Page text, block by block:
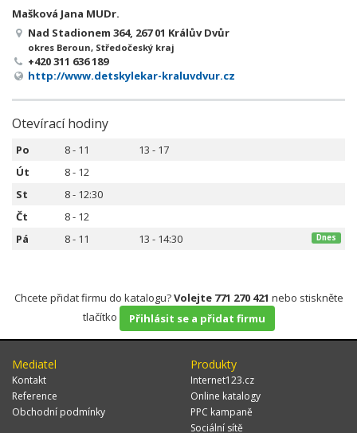
Mašková Jana MUDr.
Nad Stadionem 364, 267 01 Králův Dvůr
okres Beroun, Středočeský kraj
+420 311 636 189
http://www.detskylekar-kraluvdvur.cz
Otevírací hodiny
Po 8 - 11
13 - 17
Út
8 - 12
St
8 - 12:30
Čt
8 - 12
Pá
8 - 11 13 - 14:30 Dnes
Chcete přidat firmu do katalogu?Volejte 771 270 421 nebo stiskněte
tlačítko
Přihlásit se a přidat firmu
Mediatel
Kontakt
Reference
Obchodní podmínky
Produkty
Internet123.cz
Online katalogy
PPC kampaně
Sociální sítě